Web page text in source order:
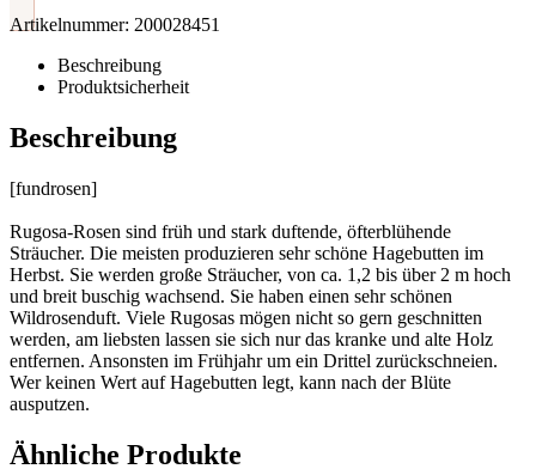
Artikelnummer: 200028451
Beschreibung
Produktsicherheit
Beschreibung
[fundrosen]
Rugosa-Rosen sind früh und stark duftende, öfterblühende
Sträucher. Die meisten produzieren sehr schöne Hagebutten im
Herbst. Sie werden große Sträucher, von ca. 1,2 bis über 2 m hoch
und breit buschig wachsend. Sie haben einen sehr schönen
Wildrosenduft. Viele Rugosas mögen nicht so gern geschnitten
werden, am liebsten lassen sie sich nur das kranke und alte Holz
entfernen. Ansonsten im Frühjahr um ein Drittel zurückschneien.
Wer keinen Wert auf Hagebutten legt, kann nach der Blüte
ausputzen.
Ähnliche Produkte